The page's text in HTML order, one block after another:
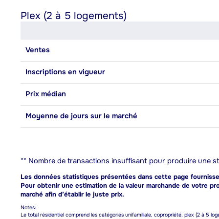
Plex (2 à 5 logements)
Ventes
Inscriptions en vigueur
Prix médian
Moyenne de jours sur le marché
** Nombre de transactions insuffisant pour produire une
Les données statistiques présentées dans cette page
Pour obtenir une estimation de la valeur marchande de votre
marché afin d’établir le juste prix.
Notes:
Le total résidentiel comprend les catégories unifamiliale, copropriété, plex (2 à 5